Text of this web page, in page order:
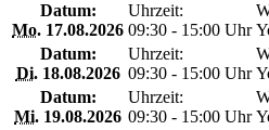
Datum:
Mo. 17.08.2026
Uhrzeit:
09:30 - 15:00 Uhr
Datum:
Di.18.08.2026
Uhrzeit:
09:30 - 15:00 Uhr
Datum:
Mi. 19.08.2026
Uhrzeit:
09:30 - 15:00 Uhr